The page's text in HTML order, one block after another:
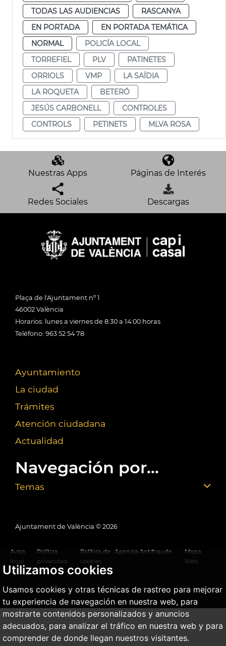
Utilizamos cookies
Usamos cookies y otras técnicas de rastreo para mejorar
tu experiencia de navegación en nuestra web, para
mostrarte contenidos personalizados y anuncios
adecuados, para analizar el tráfico en nuestra web y para
comprender de donde llegan nuestros visitantes.
TODAS LAS AUDIENCIAS
RASCANYA
EN PORTADA
EN PORTADA TEMÁTICA
NORMAL
POLICÍA LOCAL
TORREFIEL
PLV
PATINETES
ORRIOLS
VMP
LA SAÏDIA
LA ROQUETA
BETERÓ
JESÚS CARBONELL
CONTROLES
CONTROLS
PETINETS MLVA ROSA
Nuestras Apps Páginas de Interés
Redes Sociales Descargas
Plaça de l'Ajuntament nº 1
46002 València
Horarios: lunes a viernes de 8:30 a 14:00 horas
Teléfono: 963 52 54 78
Ayuntamiento
La ciudad
Trámites
Atención ciudadana
Actualidad
Navegación por...
Temas
Ajuntament de València © 2026
Aviso
legal
Política
privacidad
Política de
cookies
Agencia Antifraude
Mapa
Web